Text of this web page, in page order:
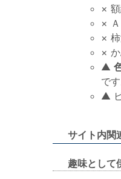
×
×
×
×
▲
です
▲
サイト内関
趣味として